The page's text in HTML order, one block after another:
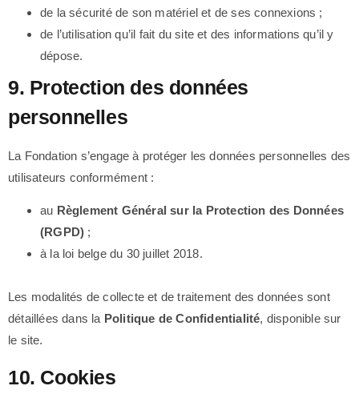
de la sécurité de son matériel et de ses connexions ;
de l’utilisation qu’il fait du site et des informations qu’il y
dépose.
9. Protection des données
personnelles
La Fondation s’engage à protéger les données personnelles des
utilisateurs conformément :
au Règlement Général sur la Protection des Données
(RGPD) ;
à la loi belge du 30 juillet 2018.
Les modalités de collecte et de traitement des données sont
détaillées dans la Politique de Confidentialité, disponible sur
le site.
10. Cookies